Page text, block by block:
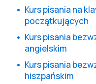
Kurs pisania na
początkujących
Kurs pisania
angielskim
Kurs pisania
hiszpańskim